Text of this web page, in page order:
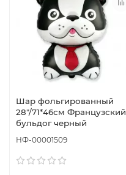
Шар фольгированный
28"/71*46см Французский
бульдог черный
НФ-00001509